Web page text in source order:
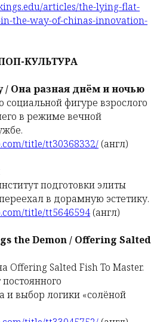
articles/the-lying-flat-
the-way-of-chinas-innovation-
КУЛЬТУРА
/ Она разная днём и ночью
фигуре взрослого
в режиме вечной
title/tt30368332/ (англ)
подготовки элиты
в дорамную эстетику.
title/tt5646594 (англ)
the Demon / Offering Salted
Offering Salted Fish To Master.
и выбор логики «солёной